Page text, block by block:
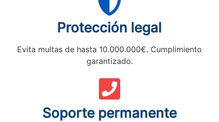
Protección legal
Evita multas de hasta 10.000.000€. Cumplimiento
garantizado.
Soporte permanente